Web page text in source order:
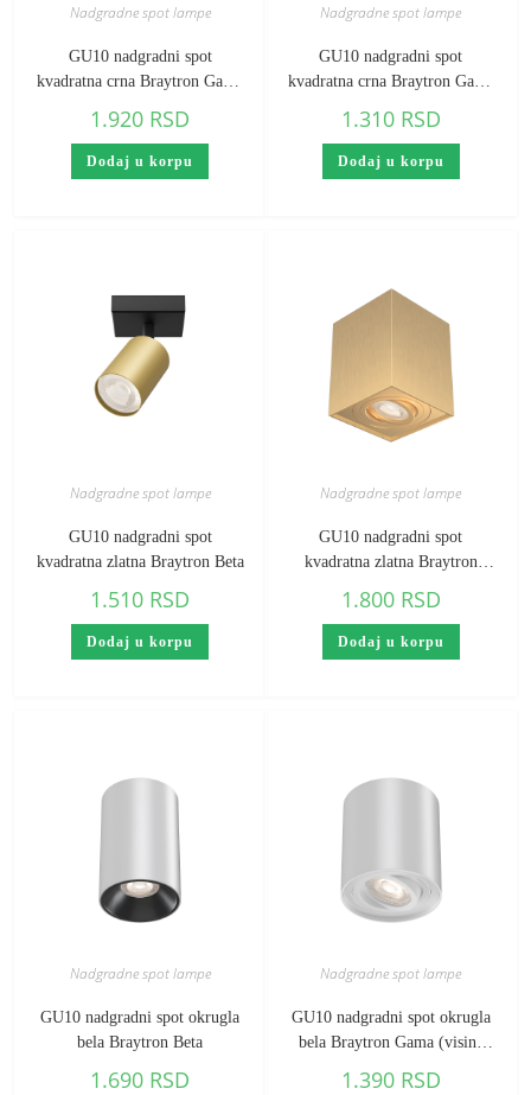
Nadgradne spot lampe
GU10 nadgradni spot
kvadratna crna Braytron Gama
1.920 RSD
Dodaj u korpu
Nadgradne spot lampe
GU10 nadgradni spot
kvadratna crna Braytron Gama
1.310 RSD
Dodaj u korpu
Nadgradne spot lampe
GU10 nadgradni spot
kvadratna zlatna Braytron Beta
1.510 RSD
Dodaj u korpu
Nadgradne spot lampe
GU10 nadgradni spot
kvadratna zlatna Braytron
1.800 RSD
Dodaj u korpu
Nadgradne spot lampe
GU10 nadgradni spot okrugla
bela Braytron Beta
1.690 RSD
Nadgradne spot lampe
GU10 nadgradni spot okrugla
bela Braytron Gama (visina
1.390 RSD